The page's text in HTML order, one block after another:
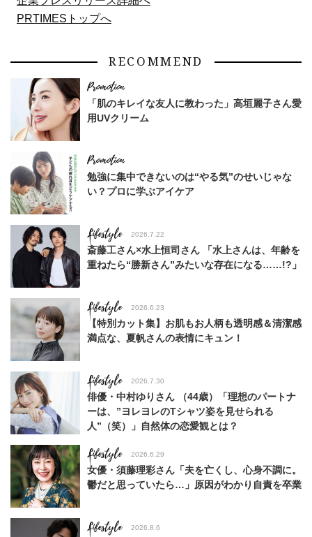
PRTIMESトップへ
RECOMMEND
「肌のキレイな友人に教わった」高垣麗子さん愛
用UVクリーム
勉強に集中できないのは“やる気”のせいじゃな
い？プロに学ぶアイケア
Lifestyle 2026.7.22
斎藤工さん×水上恒司さん 「水上さんは、年齢を
重ねたら“勝新さん”みたいな存在になる……!?」
Lifestyle 2026.6.23
【特別カット集】お肌もお人柄も透明感＆清潔感
満点な、夏帆さんの表情にキュン！
Lifestyle 2026.7.30
俳優・中村ゆりさん （44歳）「理想のパートナ
ーは、”ヨレヨレのTシャツ姿を見せられる
人”（笑）」自然体の恋愛観とは？
Lifestyle 2026.6.29
女優・須藤理彩さん「夫を亡くし、心身不調に。
鬱だと思っていたら…」原因がわかり自責を卒業
Lifestyle 2026.8.6